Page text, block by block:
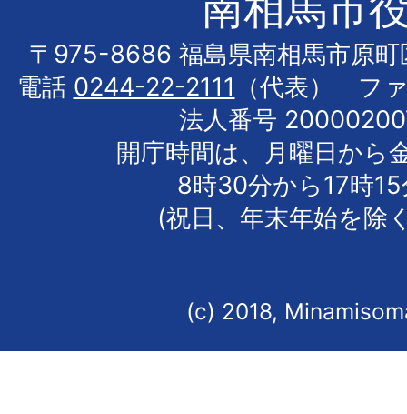
〒975-8686 福島県南相馬市原町
電話 0244-22-2111
（代表） フ
法人番号
開庁時間は、月曜日から
8時30分から17時
(祝日、年末年始を除
(c) 2018,